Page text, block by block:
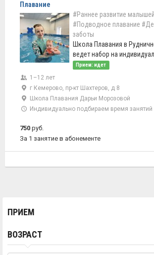
Плавание
#Раннее развитие малышей
#Подводное плавание
заботы
Школа Плавания в
ведет набор на
Прием: идет
1–12 лет
г Кемерово, пр-кт Шахтеров, д 8
Школа Плавания Дарьи Морозовой
Индивидуально подбираем время занятий
750 руб.
За 1 занятие в абонементе
ПРИЕМ
ВОЗРАСТ